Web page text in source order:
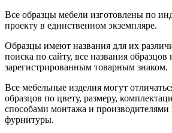
Все образцы мебели изготовлены по
проекту в единственном экземпляре.
Образцы имеют названия для их
поиска по сайту, все названия образцов
зарегистрированным товарным знаком.
Все мебельные изделия могут
образцов по цвету, размеру,
способами монтажа и
фурнитуры.